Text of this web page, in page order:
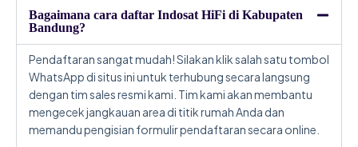
Bagaimana cara daftar Indosat HiFi di Kabupaten
Bandung?
Pendaftaran sangat mudah! Silakan klik salah satu tombol
WhatsApp di situs ini untuk terhubung secara langsung
dengan tim sales resmi kami. Tim kami akan membantu
mengecek jangkauan area di titik rumah Anda dan
memandu pengisian formulir pendaftaran secara online.